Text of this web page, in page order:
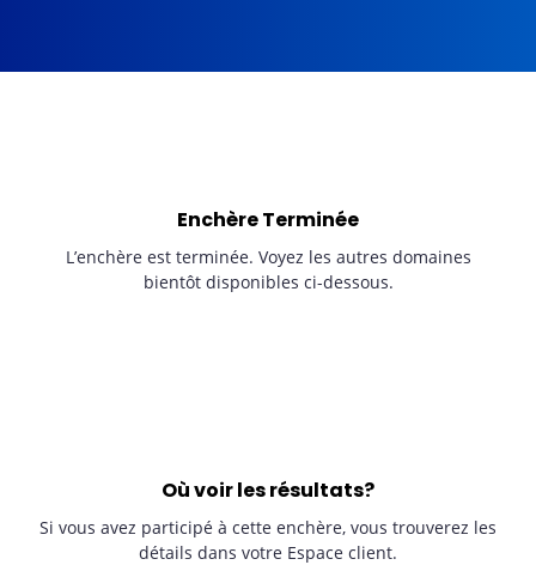
Enchère Terminée
L’enchère est terminée. Voyez les autres domaines
bientôt disponibles ci-dessous.
Où voir les résultats?
Si vous avez participé à cette enchère, vous trouverez les
détails dans votre Espace client.